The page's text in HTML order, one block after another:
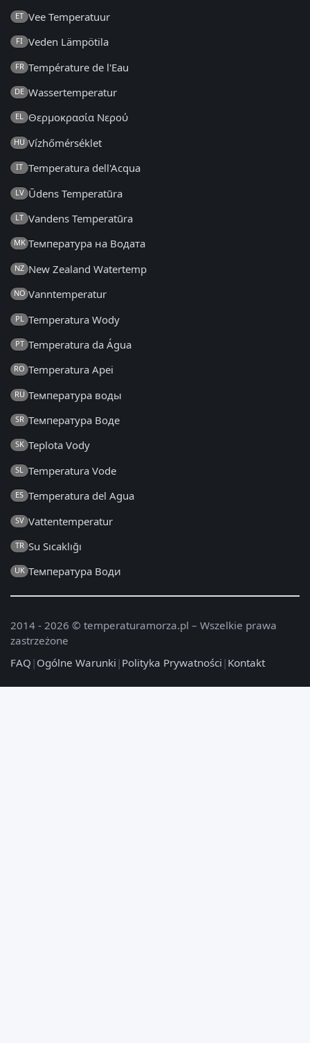
ET Vee Temperatuur
FI Veden Lämpötila
FR Température de l'Eau
DE Wassertemperatur
EL Θερμοκρασία Νερού
HU Vízhőmérséklet
IT Temperatura dell'Acqua
LV Ūdens Temperatūra
LT Vandens Temperatūra
MK Температура на Водата
NZ New Zealand Watertemp
NO Vanntemperatur
PL Temperatura Wody
PT Temperatura da Água
RO Temperatura Apei
RU Температура воды
SR Температура Воде
SK Teplota Vody
SL Temperatura Vode
ES Temperatura del Agua
SV Vattentemperatur
TR Su Sıcaklığı
UK Температура Води
2014 - 2026 © temperaturamorza.pl – Wszelkie prawa
zastrzeżone
FAQ | Ogólne Warunki | Polityka Prywatności | Kontakt